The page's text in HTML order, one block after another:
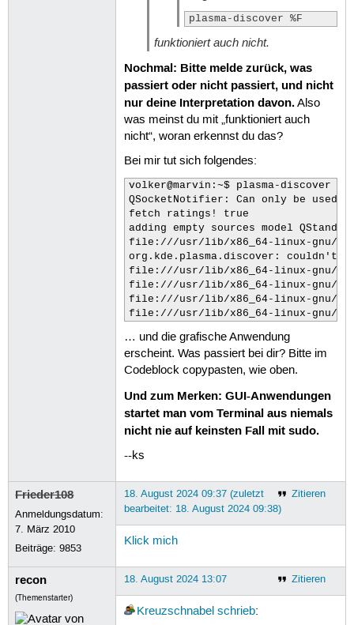
plasma-discover %F
funktioniert auch nicht.
Nochmal: Bitte melde zurück, was
passiert oder nicht passiert, und nicht
nur deine Interpretation davon.Also
was meinst du mit „funktioniert auch
nicht“, woran erkennst du das?
Bei mir tut sich folgendes:
volker@marvin:~$ plasma-discover
QSocketNotifier: Can only be used
fetch ratings! true
adding empty sources model
file:///usr/lib/x86_64-linux-gnu/qt5/
org.kde.plasma.discover: couldn't
file:///usr/lib/x86_64-linux-gnu/qt5/
file:///usr/lib/x86_64-linux-gnu/qt5/
file:///usr/lib/x86_64-linux-gnu/qt5/
file:///usr/lib/x86_64-linux-gnu/qt5/
… und die grafische Anwendung
erscheint. Was passiert bei dir? Bitte im
Codeblock copypasten, wie oben.
Und zum Merken: GUI-Anwendungen
startet man vom Terminal aus niemals
nicht nie auf keinsten Fall mit sudo.
--ks
Frieder108
Anmeldungsdatum:
7. März 2010
Beiträge:9853
Zitieren
18. August 2024 09:37 (zuletzt
bearbeitet: 18. August 2024 09:38)
Klick mich
recon
(Themenstarter)
Zitieren
18. August 2024 13:07
Kreuzschnabel schrieb: